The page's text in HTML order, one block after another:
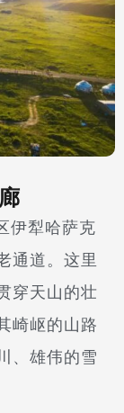
伊犁哈萨克
通道。这里
穿天山的壮
崎岖的山路
、雄伟的雪